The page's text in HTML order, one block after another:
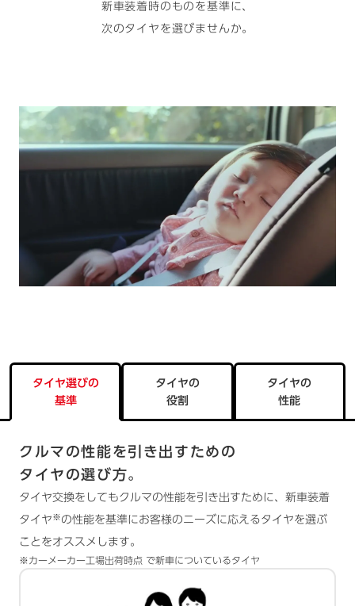
新車装着時のものを基準に、
次のタイヤを選びませんか。
タイヤ選びの
基準
タイヤの
役割
タイヤの
性能
クルマの性能を引き出すための
タイヤの選び方。
タイヤ交換をしてもクルマの性能を引き出すために、 新車装着
タイヤ※の性能を基準にお客様のニーズに応えるタイヤを選ぶ
ことをオススメします。
※カーメーカー工場出荷時点 で新車についているタイヤ